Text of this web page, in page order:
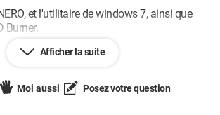
et l'utilitaire de windows 7, ainsi que
Burner.
Afficher la suite
Moi aussi Posez votre question